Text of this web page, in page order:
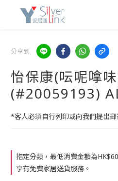
分享到
怡保康(呍呢嗱
(#20059193)
*客人必須自行列印或向我們提出
指定分類，最低消費金額為
享有免費家居送貨服務。